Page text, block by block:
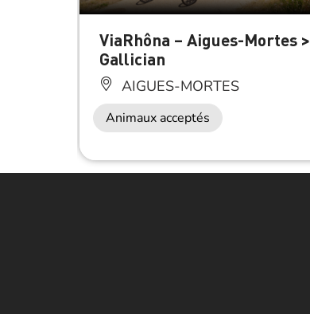
ViaRhôna – Aigues-Mortes >
Gallician
AIGUES-MORTES
Animaux acceptés